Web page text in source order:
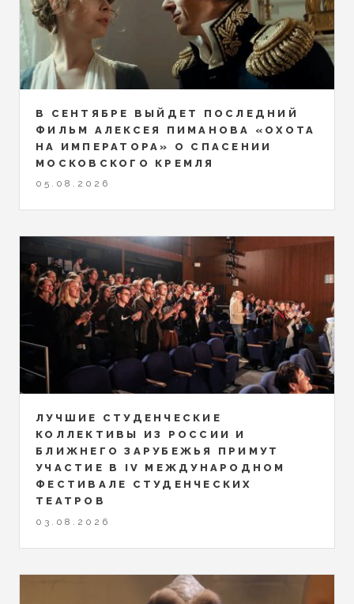
В СЕНТЯБРЕ ВЫЙДЕТ ПОСЛЕДНИЙ
ФИЛЬМ АЛЕКСЕЯ ПИМАНОВА «ОХОТА
НА ИМПЕРАТОРА» О СПАСЕНИИ
МОСКОВСКОГО КРЕМЛЯ
05.08.2026
ЛУЧШИЕ СТУДЕНЧЕСКИЕ
КОЛЛЕКТИВЫ ИЗ РОССИИ И
БЛИЖНЕГО ЗАРУБЕЖЬЯ ПРИМУТ
УЧАСТИЕ В IV МЕЖДУНАРОДНОМ
ФЕСТИВАЛЕ СТУДЕНЧЕСКИХ
ТЕАТРОВ
03.08.2026